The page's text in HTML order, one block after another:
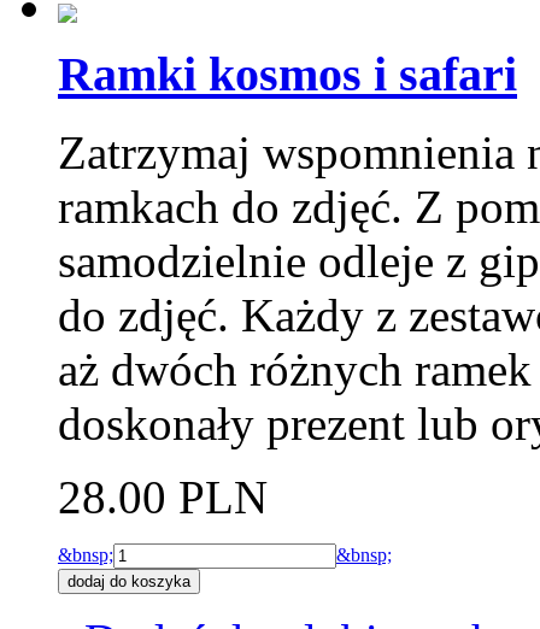
Ramki kosmos i safari
Zatrzymaj wspomnienia
ramkach do zdjęć. Z
samodzielnie odleje z
do zdjęć. Każdy z
aż dwóch różnych
doskonały prezent lub
28.00 PLN
&bnsp; &bnsp;